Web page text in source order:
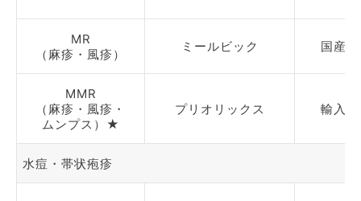
MR
（麻疹・風疹）
ミールビック 国産
MMR
（麻疹・風疹・
ムンプス）★
プリオリックス 輸入
水痘・帯状疱疹